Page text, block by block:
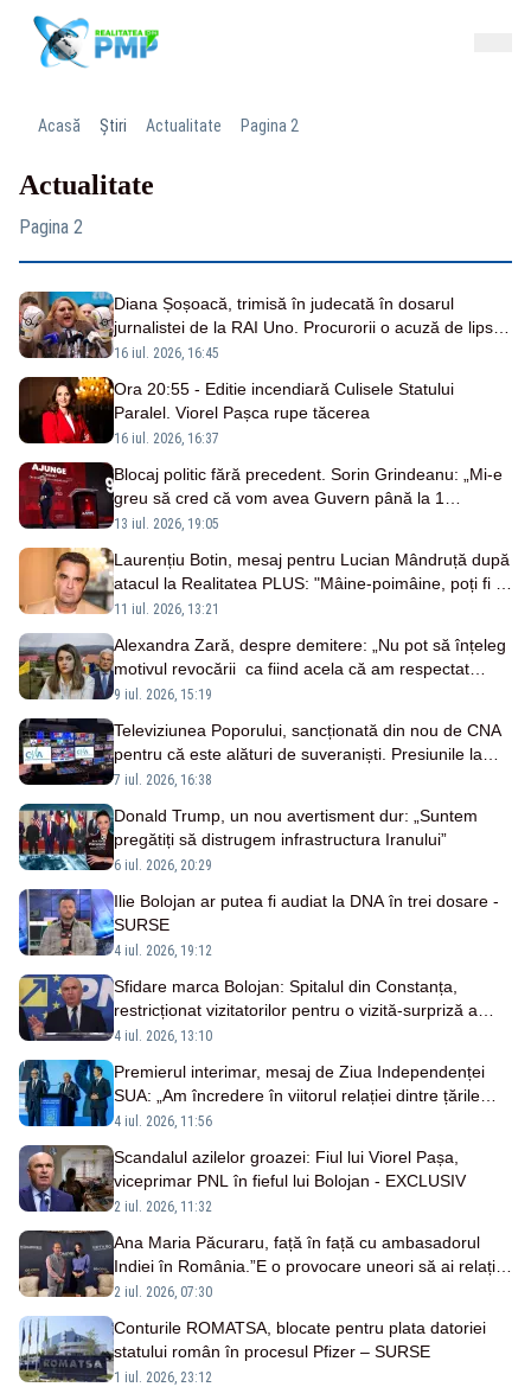
Acasă Știri Actualitate Pagina 2
Actualitate
Pagina 2
Diana Șoșoacă, trimisă în judecată în dosarul
jurnalistei de la RAI Uno. Procurorii o acuză de lipsire
de libertate
16 iul. 2026, 16:45
Ora 20:55 - Editie incendiară Culisele Statului
Paralel. Viorel Pașca rupe tăcerea
16 iul. 2026, 16:37
Blocaj politic fără precedent. Sorin Grindeanu: „Mi-e
greu să cred că vom avea Guvern până la 1
septembrie”
13 iul. 2026, 19:05
Laurențiu Botin, mesaj pentru Lucian Mândruță după
atacul la Realitatea PLUS: "Mâine-poimâine, poți fi tu
în locul celui abuzat"
11 iul. 2026, 13:21
Alexandra Zară, despre demitere: „Nu pot să înțeleg
motivul revocării ca fiind acela că am respectat
legea”
9 iul. 2026, 15:19
Televiziunea Poporului, sancționată din nou de CNA
pentru că este alături de suveraniști. Presiunile la
adresa postului Realitatea PLUS continuă
7 iul. 2026, 16:38
Donald Trump, un nou avertisment dur: „Suntem
pregătiți să distrugem infrastructura Iranului”
6 iul. 2026, 20:29
Ilie Bolojan ar putea fi audiat la DNA în trei dosare -
SURSE
4 iul. 2026, 19:12
Sfidare marca Bolojan: Spitalul din Constanța,
restricționat vizitatorilor pentru o vizită-surpriză a
premierului demis
4 iul. 2026, 13:10
Premierul interimar, mesaj de Ziua Independenței
SUA: „Am încredere în viitorul relației dintre țările
noastre”
4 iul. 2026, 11:56
Scandalul azilelor groazei: Fiul lui Viorel Pașa,
viceprimar PNL în fieful lui Bolojan - EXCLUSIV
2 iul. 2026, 11:32
Ana Maria Păcuraru, față în față cu ambasadorul
Indiei în România.”E o provocare uneori să ai relații
bune cu toate părțile”
2 iul. 2026, 07:30
Conturile ROMATSA, blocate pentru plata datoriei
statului român în procesul Pfizer – SURSE
1 iul. 2026, 23:12